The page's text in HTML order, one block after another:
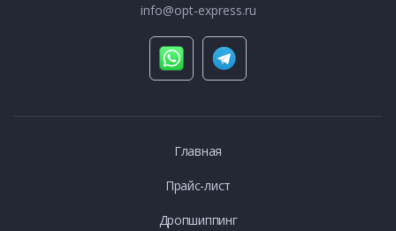
info@opt-express.ru
Главная
Прайс-лист
Дропшиппинг